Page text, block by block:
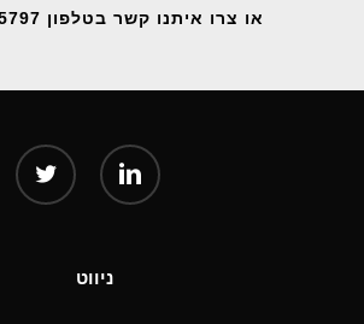
או צרו איתנו קשר בטלפון 054-4635797
twitter linkedin
ניווט